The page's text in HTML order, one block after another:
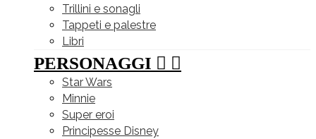
Trillini e sonagli
Tappeti e palestre
Libri
PERSONAGGI  
Star Wars
Minnie
Super eroi
Principesse Disney